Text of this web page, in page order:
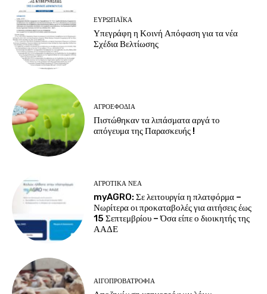
ΕΥΡΩΠΑΪΚΆ
Υπεγράφη η Κοινή Απόφαση για τα νέα
Σχέδια Βελτίωσης
ΑΓΡΟΕΦΌΔΙΑ
Πιστώθηκαν τα λιπάσματα αργά το
απόγευμα της Παρασκευής !
ΑΓΡΟΤΙΚΆ ΝΈΑ
myAGRO: Σε λειτουργία η πλατφόρμα –
Νωρίτερα οι προκαταβολές για αιτήσεις έως
15 Σεπτεμβρίου – Όσα είπε ο διοικητής της
ΑΑΔΕ
ΑΙΓΟΠΡΟΒΑΤΡΟΦΊΑ